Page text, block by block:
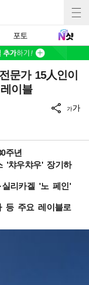
포토
문가 15人인이
이블
가가
주년
'챠우챠우' 장기하
리카겔 '노 페인'
등 주요 레이블로